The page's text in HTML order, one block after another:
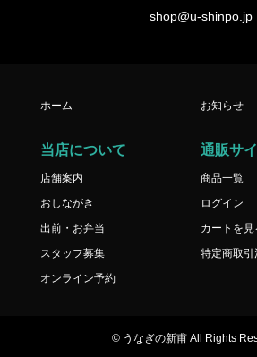
shop@u-shinpo.jp
ホーム お知らせ
当店について
店舗案内
おしながき
出前・お弁当
スタッフ募集
オンライン予約
通販サ
商品一覧
ログイン
カートを見
特定商取
© うなぎの新甫 All Rights